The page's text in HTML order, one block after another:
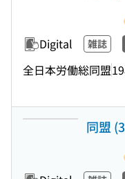
Digital 雑誌
全日本労働総同盟
同盟